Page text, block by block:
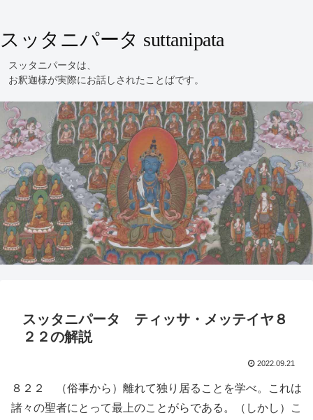
スッタニパータ suttanipata
スッタニパータ ティッサ・メッテイヤ８
２２の解説
2022.09.21
８２２ （俗事から）離れて独り居ることを学べ。これは
諸々の聖者にとって最上のことがらである。（しかし）こ